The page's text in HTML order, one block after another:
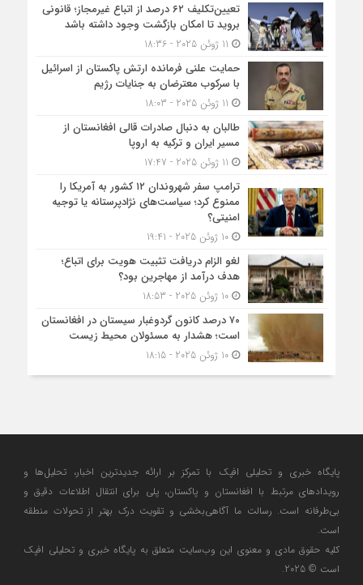
تعیین‌تکلیف ۶۲ درصد از اتباع غیرمجاز؛ قانونی
بروید تا امکان بازگشت وجود داشته باشد
حمایت علنی فرمانده ارتش پاکستان از اسرائیل
با سرکوب معترضان به جنایات رژیم
طالبان به دنبال صادرات قالی افغانستان از
مسیر ایران و ترکیه به اروپا
ترامپ سفر شهروندان ۱۲ کشور به آمریکا را
ممنوع کرد؛ سیاست‌های نژادپرستانه یا توجیه
امنیتی؟
10 ژوئن 2025 - 19:41
لغو الزام دریافت تثبیت هویت برای اتباع؛
هدف درآمد از مهاجرین بود؟
10 ژوئن 2025 - 18:53
۷۰ درصد کانون گردوغبار سیستان در افغانستان
است؛ هشدار به مسئولان محیط زیست
10 ژوئن 2025 - 18:15
پایگاه خبری و تحلیلی افپک با تمرکز بر ارائه جدیدترین اخبار، تحلیل‌ها و
رویدادهای مرتبط با افغانستان و پاکستان، پلی برای انتقال اطلاعات دقیق و
بی‌طرفانه است. رسالت ما آگاهی‌بخشی و تقویت درک بهتر از تحولات منطقه
است.
کلیه حقوق مادی و معنوی این وب‌سایت متعلق به پایگاه خبری و تحلیلی افپک
است © 2025.